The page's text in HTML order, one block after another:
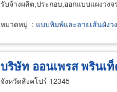
รับจ้างผลิต,ประกอบ,ออกแบบแผงวงจ
หมวดหมู่ : แบบพิมพ์และลายเส้นผังว
บริษัท ออนเพรส พรินเ
จังหวัดสิงคโปร์ 12345